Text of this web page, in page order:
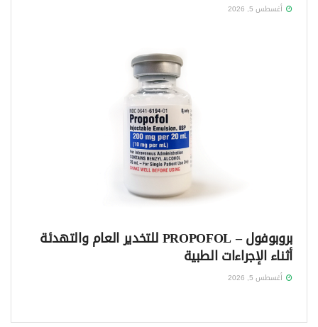
أغسطس 5, 2026
بروبوفول – PROPOFOL للتخدير العام والتهدئة
أثناء الإجراءات الطبية
أغسطس 5, 2026